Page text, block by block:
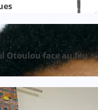
Otoulou face au feu